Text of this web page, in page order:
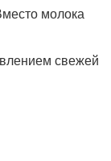
молока
свежей